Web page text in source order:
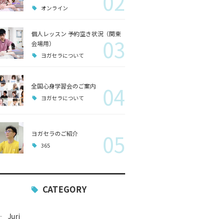
オンライン
個人レッスン 予約空き状況（関東
会場用）
ヨガセラについて 03
全国心身学習会のご案内
ヨガセラについて 04
ヨガセラのご紹介
365 05
CATEGORY
Juri